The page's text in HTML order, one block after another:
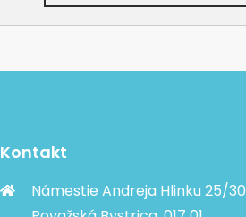
Kontakt
Námestie Andreja Hlinku 25/30